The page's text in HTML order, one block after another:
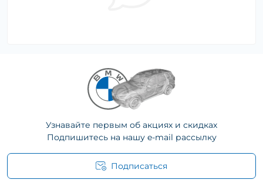
Узнавайте первым об акциях и скидках
Подпишитесь на нашу e-mail рассылку
Подписаться